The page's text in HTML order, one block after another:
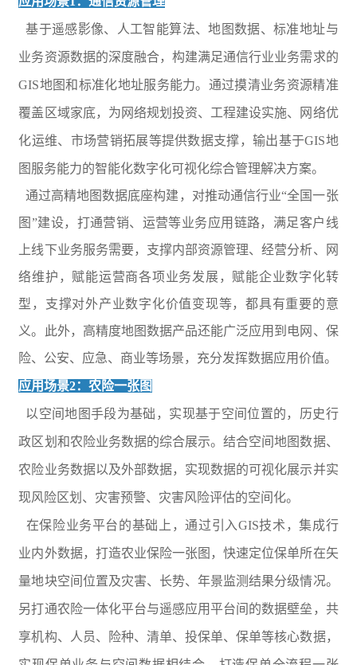
基于遥感影像、人工智能算法、地图数据、标准地址与
业务资源数据的深度融合，构建满足通信行业业务需求的
GIS地图和标准化地址服务能力。通过摸清业务资源精准
覆盖区域家底，为网络规划投资、工程建设实施、网络优
化运维、市场营销拓展等提供数据支撑，输出基于GIS地
图服务能力的智能化数字化可视化综合管理解决方案。
通过高精地图数据底座构建，对推动通信行业“全国一张
图”建设，打通营销、运营等业务应用链路，满足客户线
上线下业务服务需要，支撑内部资源管理、经营分析、网
络维护，赋能运营商各项业务发展，赋能企业数字化转
型，支撑对外产业数字化价值变现等，都具有重要的意
义。此外，高精度地图数据产品还能广泛应用到电网、保
险、公安、应急、商业等场景，充分发挥数据应用价值。
应用场景2：农险一张图
以空间地图手段为基础，实现基于空间位置的，历史行
政区划和农险业务数据的综合展示。结合空间地图数据、
农险业务数据以及外部数据，实现数据的可视化展示并实
现风险区划、灾害预警、灾害风险评估的空间化。
在保险业务平台的基础上，通过引入GIS技术，集成行
业内外数据，打造农业保险一张图，快速定位保单所在矢
量地块空间位置及灾害、长势、年景监测结果分级情况。
另打通农险一体化平台与遥感应用平台间的数据壁垒，共
享机构、人员、险种、清单、投保单、保单等核心数据，